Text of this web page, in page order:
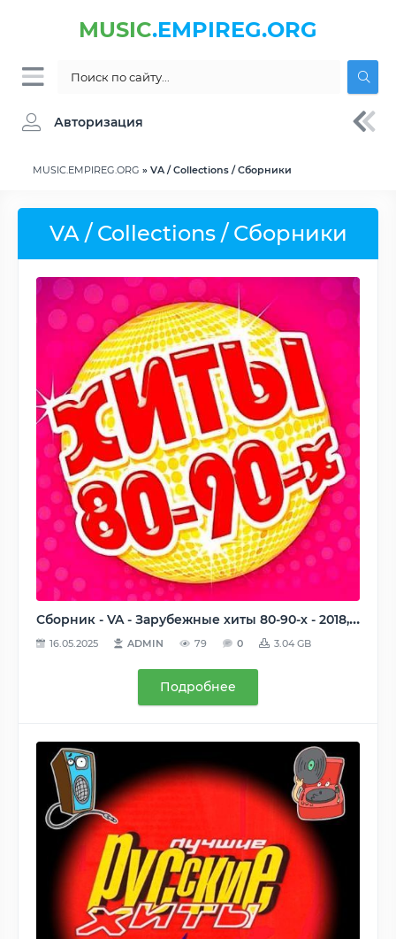
MUSIC.EMPIREG.ORG
Авторизация
MUSIC.EMPIREG.ORG » VA / Collections / Сборники
VA / Collections / Сборники
Сборник - VA - Зарубежные хиты 80-90-х - 2018, MP3 (tracks), 192-320 kbps
16.05.2025 ADMIN 79 0 3.04 GB
Подробнее